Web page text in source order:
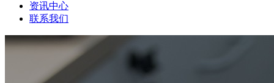
资讯中心
联系我们